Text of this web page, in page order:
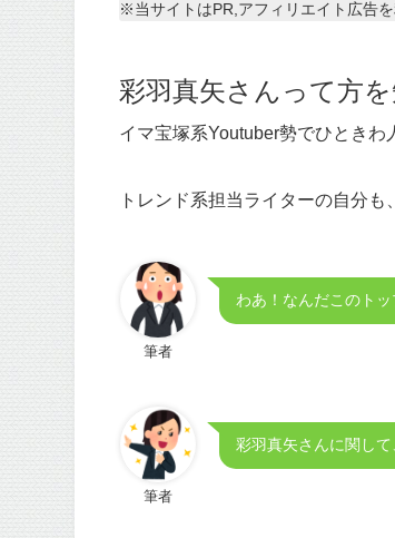
※当サイトはPR,アフィリエイト広告を
彩羽真矢さんって方
イマ宝塚系Youtuber勢でひときわ
トレンド系担当ライターの自分も、
筆者
わあ！なんだこのトッ
筆者
彩羽真矢さんに関して